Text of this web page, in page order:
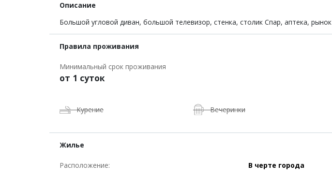
Описание
Большой угловой диван, большой телевизор, стенка, столик Спар, аптека, рынок
Правила проживания
Минимальный срок проживания
от 1 суток
Курение Вечеринки
Жилье
Расположение: В черте города